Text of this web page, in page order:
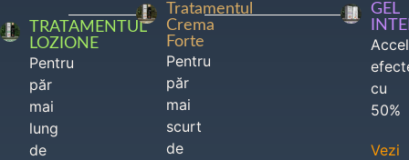
TRATAMENTUL
LOZIONE
Pentru
păr
mai
lung
de
Tratamentul
Crema
Forte
Pentru
păr
mai
scurt
de
GEL
cu
50%
Vezi